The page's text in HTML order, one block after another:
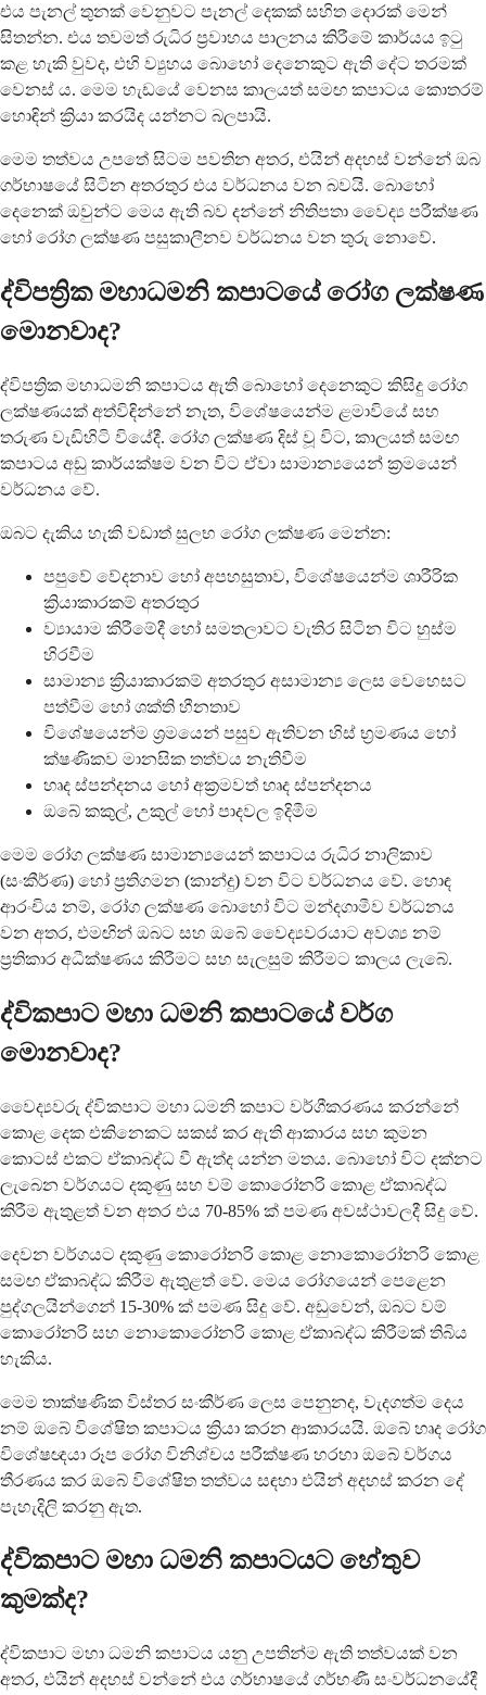
එය පැනල් තුනක් වෙනුවට පැනල් දෙකක් සහිත දොරක් මෙන්
සිතන්න. එය තවමත් රුධිර ප්‍රවාහය පාලනය කිරීමේ කාර්යය ඉටු
කළ හැකි වුවද, එහි ව්‍යුහය බොහෝ දෙනෙකුට ඇති දේට තරමක්
වෙනස් ය. මෙම හැඩයේ වෙනස කාලයත් සමඟ කපාටය කොතරම්
හොඳින් ක්‍රියා කරයිද යන්නට බලපායි.
මෙම තත්වය උපතේ සිටම පවතින අතර, එයින් අදහස් වන්නේ ඔබ
ගර්භාෂයේ සිටින අතරතුර එය වර්ධනය වන බවයි. බොහෝ
දෙනෙක් ඔවුන්ට මෙය ඇති බව දන්නේ නිතිපතා වෛද්‍ය පරීක්ෂණ
හෝ රෝග ලක්ෂණ පසුකාලීනව වර්ධනය වන තුරු නොවේ.
ද්විපත්‍රික මහාධමනි කපාටයේ රෝග ලක්ෂණ
මොනවාද?
ද්විපත්‍රික මහාධමනි කපාටය ඇති බොහෝ දෙනෙකුට කිසිදු රෝග
ලක්ෂණයක් අත්විඳින්නේ නැත, විශේෂයෙන්ම ළමාවියේ සහ
තරුණ වැඩිහිටි වියේදී. රෝග ලක්ෂණ දිස් වූ විට, කාලයත් සමඟ
කපාටය අඩු කාර්යක්ෂම වන විට ඒවා සාමාන්‍යයෙන් ක්‍රමයෙන්
වර්ධනය වේ.
ඔබට දැකිය හැකි වඩාත් සුලභ රෝග ලක්ෂණ මෙන්න:
පපුවේ වේදනාව හෝ අපහසුතාව, විශේෂයෙන්ම ශාරීරික
ක්‍රියාකාරකම් අතරතුර
ව්‍යායාම කිරීමේදී හෝ සමතලාවට වැතිර සිටින විට හුස්ම
හිරවීම
සාමාන්‍ය ක්‍රියාකාරකම් අතරතුර අසාමාන්‍ය ලෙස වෙහෙසට
පත්වීම හෝ ශක්ති හීනතාව
විශේෂයෙන්ම ශ්‍රමයෙන් පසුව ඇතිවන හිස් භ්‍රමණය හෝ
ක්ෂණිකව මානසික තත්වය නැතිවීම
හෘද ස්පන්දනය හෝ අක්‍රමවත් හෘද ස්පන්දනය
ඔබේ කකුල්, උකුල් හෝ පාදවල ඉදිමීම
මෙම රෝග ලක්ෂණ සාමාන්‍යයෙන් කපාටය රුධිර නාලිකාව
(සංකීර්ණ) හෝ ප්‍රතිගමන (කාන්දු) වන විට වර්ධනය වේ. හොඳ
ආරංචිය නම්, රෝග ලක්ෂණ බොහෝ විට මන්දගාමීව වර්ධනය
වන අතර, එමඟින් ඔබට සහ ඔබේ වෛද්‍යවරයාට අවශ්‍ය නම්
ප්‍රතිකාර අධීක්ෂණය කිරීමට සහ සැලසුම් කිරීමට කාලය ලැබේ.
ද්විකපාට මහා ධමනි කපාටයේ වර්ග
මොනවාද?
වෛද්‍යවරු ද්විකපාට මහා ධමනි කපාට වර්ගීකරණය කරන්නේ
කොළ දෙක එකිනෙකට සකස් කර ඇති ආකාරය සහ කුමන
කොටස් එකට ඒකාබද්ධ වී ඇත්ද යන්න මතය. බොහෝ විට දක්නට
ලැබෙන වර්ගයට දකුණු සහ වම් කොරෝනරි කොළ ඒකාබද්ධ
කිරීම ඇතුළත් වන අතර එය 70-85% ක් පමණ අවස්ථාවලදී සිදු වේ.
දෙවන වර්ගයට දකුණු කොරෝනරි කොළ නොකොරෝනරි කොළ
සමඟ ඒකාබද්ධ කිරීම ඇතුළත් වේ. මෙය රෝගයෙන් පෙළෙන
පුද්ගලයින්ගෙන් 15-30% ක් පමණ සිදු වේ. අඩුවෙන්, ඔබට වම්
කොරෝනරි සහ නොකොරෝනරි කොළ ඒකාබද්ධ කිරීමක් තිබිය
හැකිය.
මෙම තාක්ෂණික විස්තර සංකීර්ණ ලෙස පෙනුනද, වැදගත්ම දෙය
නම් ඔබේ විශේෂිත කපාටය ක්‍රියා කරන ආකාරයයි. ඔබේ හෘද රෝග
විශේෂඥයා රූප රෝග විනිශ්චය පරීක්ෂණ හරහා ඔබේ වර්ගය
තීරණය කර ඔබේ විශේෂිත තත්වය සඳහා එයින් අදහස් කරන දේ
පැහැදිලි කරනු ඇත.
ද්විකපාට මහා ධමනි කපාටයට හේතුව
කුමක්ද?
ද්විකපාට මහා ධමනි කපාටය යනු උපතින්ම ඇති තත්වයක් වන
අතර, එයින් අදහස් වන්නේ එය ගර්භාෂයේ ගර්භණී සංවර්ධනයේදී